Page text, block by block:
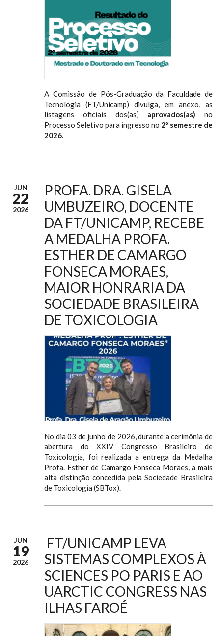
A Comissão de Pós-Graduação da Faculdade de
Tecnologia (FT/Unicamp) divulga, em anexo, as
listagens oficiais dos(as) aprovados(as) no
Processo Seletivo para ingresso no 2º semestre de
2026.
JUN
22
2026
PROFA. DRA. GISELA
UMBUZEIRO, DOCENTE
DA FT/UNICAMP, RECEBE
A MEDALHA PROFA.
ESTHER DE CAMARGO
FONSECA MORAES,
MAIOR HONRARIA DA
SOCIEDADE BRASILEIRA
DE TOXICOLOGIA
No dia 03 de junho de 2026, durante a cerimônia de
abertura do XXIV Congresso Brasileiro de
Toxicologia, foi realizada a entrega da Medalha
Profa. Esther de Camargo Fonseca Moraes, a mais
alta distinção concedida pela Sociedade Brasileira
de Toxicologia (SBTox).
JUN
19
2026
FT/UNICAMP LEVA
SISTEMAS COMPLEXOS À
SCIENCES PO PARIS E AO
UARCTIC CONGRESS NAS
ILHAS FAROÉ